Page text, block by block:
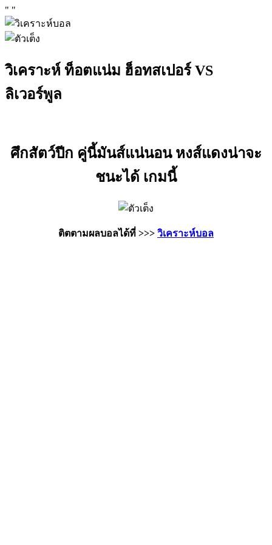
" "
วิเคราะห์ ท็อตแน่ม ฮ็อทสเปอร์ VS
ลิเวอร์พูล
ศึกสัตว์ปีก คู่นี้มันส์แน่นอน หงส์แดงน่าจะ
ชนะได้ เกมนี้
ติตตามผลบอลได้ที่ >>> วิเคราะห์บอล